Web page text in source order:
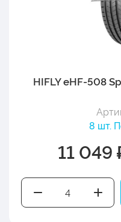
HIFLY eHF-508
8 шт.
11 049